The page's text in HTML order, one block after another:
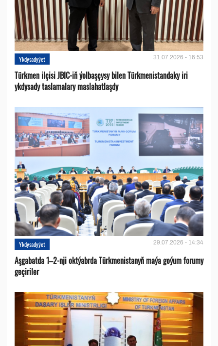
Ykdysadyýet 31.07.2026 - 16:53
Türkmen ilçisi JBIC-iň ýolbaşçysy bilen Türkmenistandaky iri
ykdysady taslamalary maslahatlaşdy
Ykdysadyýet 29.07.2026 - 14:34
Aşgabatda 1–2-nji oktýabrda Türkmenistanyň maýa goýum forumy
geçiriler